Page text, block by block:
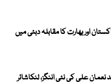
ایشیا کپ 2026، پاکستان اور بھارت کا مقابلہ دبئی میں
علی کی نئی اننگز، لنکاشائر